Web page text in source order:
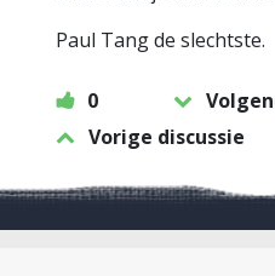
Paul Tang de slechtste.
0
Vorige discussie